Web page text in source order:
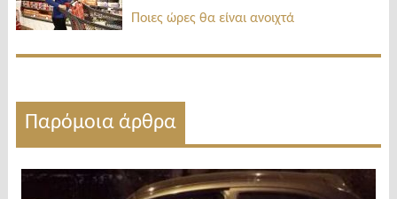
Ποιες ώρες θα είναι ανοιχτά
Παρόμοια άρθρα